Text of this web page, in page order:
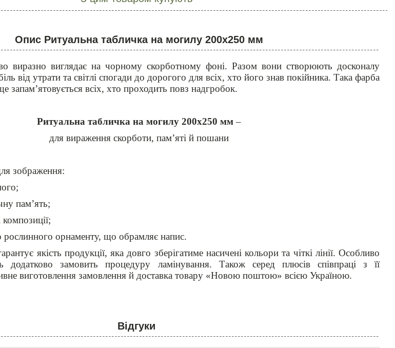
Опис Ритуальна табличка на могилу 200х250 мм
виразно виглядає на чорному скорботному фоні. Разом вони створюють досконалу
від утрати та світлі спогади до дорогого для всіх, хто його знав покійника. Така фарба
запам’ятовується всіх, хто проходить повз надгробок.
Ритуальна табличка на могилу 200х250 мм–
для вираження скорботи, пам’яті й пошани
зображення:
пам’ять;
орнаменту, що обрамляє напис.
якість продукції, яка довго зберігатиме насичені кольори та чіткі лінії. Особливо
замовить процедуру ламінування. Також серед плюсів співпраці з її
виготовлення замовлення й доставка товару «Новою поштою» всією Україною.
Відгуки